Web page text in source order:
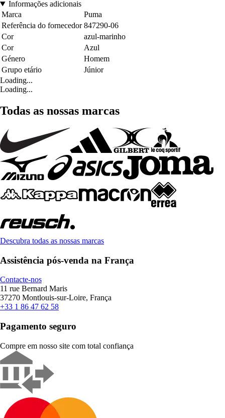
Informações adicionais
Marca
Puma
Referência do fornecedor 847290-06
Cor
azul-marinho
Cor
Azul
Género
Homem
Grupo etário
Júnior
Loading...
Loading...
Todas as nossas marcas
Descubra todas as nossas marcas
Assistência pós-venda na França
Contacte-nos
11 rue Bernard Maris
37270 Montlouis-sur-Loire, França
+33 1 86 47 62 58
Pagamento seguro
Compre em nosso site com total confiança